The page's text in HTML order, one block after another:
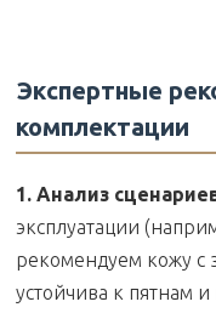
Экспертные
комплектации
1. Анализ
эксплуатации
рекомендуем кожу с
устойчива к пятнам